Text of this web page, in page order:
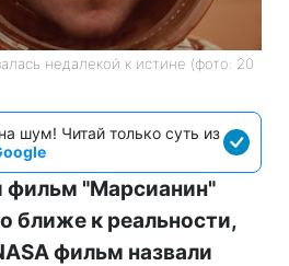
недалекой к истине (фото: 20
шум! Читай только суть из
фильм "Марсианин"
ближе к реальности,
фильм назвали